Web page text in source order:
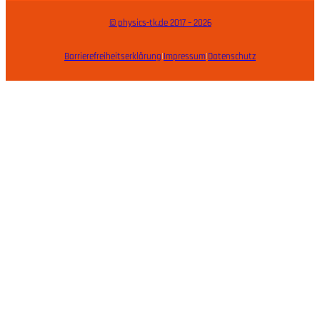
© physics-tk.de 2017 – 2026
Barrierefreiheitserklärung|Impressum|Datenschutz